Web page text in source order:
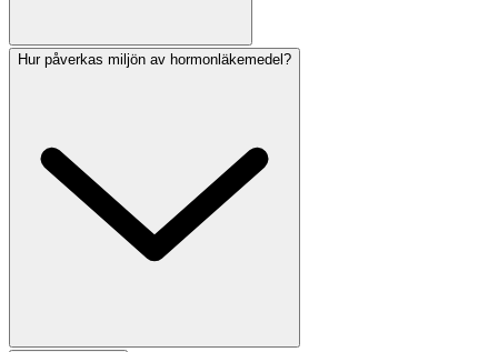
Hur påverkas miljön av hormonläkemedel?